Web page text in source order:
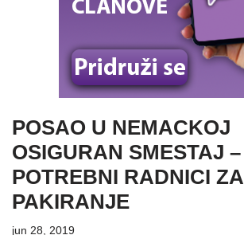
POSAO U NEMACKOJ
OSIGURAN SMESTAJ –
POTREBNI RADNICI ZA
PAKIRANJE
jun 28, 2019